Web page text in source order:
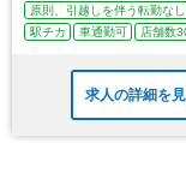
原則、引越しを伴う転勤なし
駅チカ
車通勤可 店舗数
求人の詳細を